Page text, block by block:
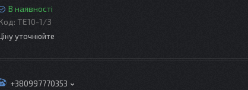
В наявності
TE10-1/3
уточнюйте
+380997770353